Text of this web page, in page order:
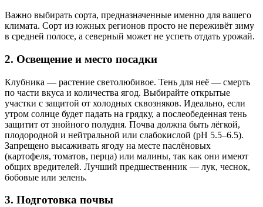
Важно выбирать сорта, предназначенные именно для вашего
климата. Сорт из южных регионов просто не переживёт зиму
в средней полосе, а северный может не успеть отдать урожай.
2. Освещение и место посадки
Клубника — растение светолюбивое. Тень для неё — смерть
по части вкуса и количества ягод. Выбирайте открытые
участки с защитой от холодных сквозняков. Идеально, если
утром солнце будет падать на грядку, а послеобеденная тень
защитит от знойного полудня. Почва должна быть лёгкой,
плодородной и нейтральной или слабокислой (pH 5.5–6.5).
Запрещено высаживать ягоду на месте паслёновых
(картофеля, томатов, перца) или малины, так как они имеют
общих вредителей. Лучший предшественник — лук, чеснок,
бобовые или зелень.
3. Подготовка почвы